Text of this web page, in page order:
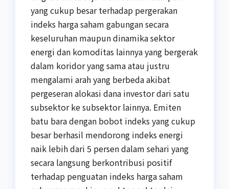
yang cukup besar terhadap pergerakan
indeks harga saham gabungan secara
keseluruhan maupun dinamika sektor
energi dan komoditas lainnya yang bergerak
dalam koridor yang sama atau justru
mengalami arah yang berbeda akibat
pergeseran alokasi dana investor dari satu
subsektor ke subsektor lainnya. Emiten
batu bara dengan bobot indeks yang cukup
besar berhasil mendorong indeks energi
naik lebih dari 5 persen dalam sehari yang
secara langsung berkontribusi positif
terhadap penguatan indeks harga saham